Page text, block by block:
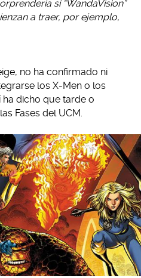
si “WandaVision”
a traer, por ejemplo,
no ha confirmado ni
los X-Men o los
ha dicho que tarde o
Fases del UCM.